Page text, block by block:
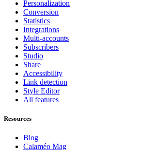
Personalization
Conversion
Statistics
Integrations
Multi-accounts
Subscribers
Studio
Share
Accessibility
Link detection
Style Editor
All features
Resources
Blog
Calaméo Mag